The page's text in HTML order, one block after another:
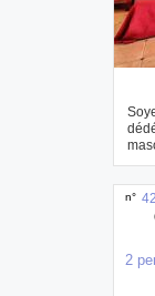
des
n°
2